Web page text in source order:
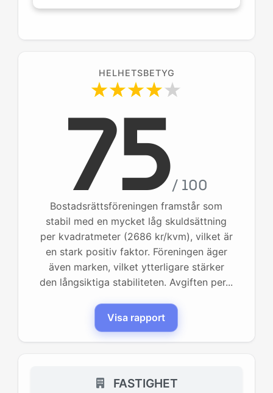
HELHETSBETYG
75/ 100
Bostadsrättsföreningen framstår som
stabil med en mycket låg skuldsättning
per kvadratmeter (2686 kr/kvm), vilket är
en stark positiv faktor. Föreningen äger
även marken, vilket ytterligare stärker
den långsiktiga stabiliteten. Avgiften per...
Visa rapport
FASTIGHET